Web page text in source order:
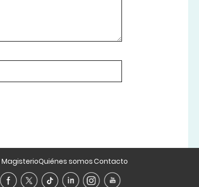
MagisterioQuiénes somosContacto